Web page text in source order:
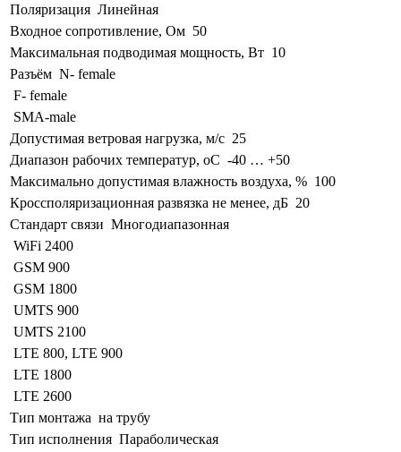
Поляризация Линейная
Входное сопротивление, Ом 50
Максимальная подводимая мощность, Вт 10
Разъём N- female
F- female
SMA-male
Допустимая ветровая нагрузка, м/с 25
Диапазон рабочих температур, оС -40 … +50
Максимально допустимая влажность воздуха, % 100
Кроссполяризационная развязка не менее, дБ 20
Стандарт связи Многодиапазонная
WiFi 2400
GSM 900
GSM 1800
UMTS 900
UMTS 2100
LTE 800, LTE 900
LTE 1800
LTE 2600
Тип монтажа на трубу
Тип исполнения Параболическая